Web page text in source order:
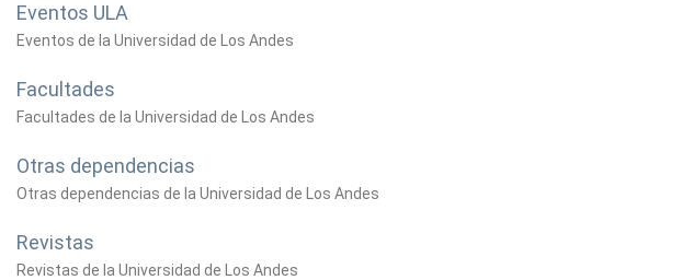
Eventos ULA
Eventos de la Universidad de Los Andes
Facultades
Facultades de la Universidad de Los Andes
Otras dependencias
Otras dependencias de la Universidad de Los Andes
Revistas
Revistas de la Universidad de Los Andes